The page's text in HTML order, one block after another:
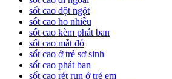
sốt cao đột ngột
sốt cao ho nhiều
sốt cao kèm phát ban
sốt cao mắt đỏ
sốt cao ở trẻ sơ sinh
sốt cao phát ban
sốt cao rét run ở trẻ em